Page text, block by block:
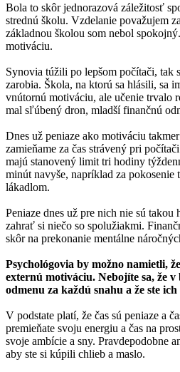
Bola to skôr jednorazová záležitosť
strednú školu. Vzdelanie považujem
základnou školou som nebol
motiváciu.
Synovia túžili po lepšom počítači, tak
zarobia. Škola, na ktorú sa hlásili, sa
vnútornú motiváciu, ale učenie trvalo
mal sľúbený dron, mladší finančnú
Dnes už peniaze ako motiváciu
zamieňame za čas strávený pri
majú stanovený limit tri hodiny
minút navyše, napríklad za
lákadlom.
Peniaze dnes už pre nich nie sú
zahrať si niečo so spolužiakmi.
skôr na prekonanie mentálne
Psychológovia by možno namietli,
externú motiváciu. Nebojíte sa, že
odmenu za každú snahu a že ste
V podstate platí, že čas sú peniaze a
premieňate svoju energiu a čas na
svoje ambície a sny. Pravdepodobne
aby ste si kúpili chlieb a maslo.